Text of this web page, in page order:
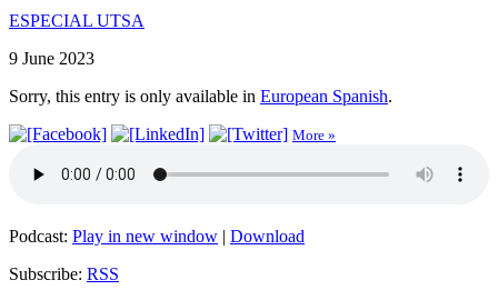
ESPECIAL UTSA
9 June 2023
Sorry, this entry is only available in European Spanish.
More »
Podcast: Play in new window | Download
Subscribe: RSS